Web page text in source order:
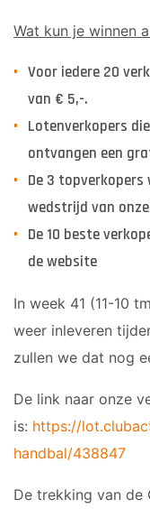
Wat kun je winnen
Voor iedere 20
van € 5,-.
Lotenverkopers
ontvangen een
De 3
wedstrijd van onze
De 10 beste
de website
In week 41 (11-10
weer inleveren
zullen we dat nog
De link naar onze
is: https://
handbal/438847
De trekking van